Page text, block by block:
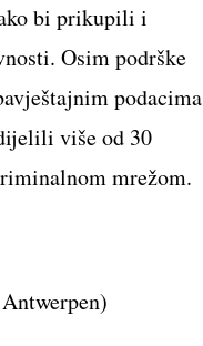
bi prikupili i
Osim podrške
podacima
više od 30
mrežom.